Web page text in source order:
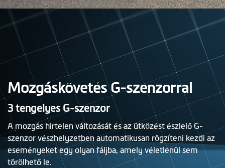
Mozgáskövetés G-szenzorral
3 tengelyes G-szenzor
A mozgás hirtelen változását és az ütközést észlelő G-
szenzor vészhelyzetben automatikusan rögzíteni kezdi az
eseményeket egy olyan fáljba, amely véletlenül sem
törölhető le.